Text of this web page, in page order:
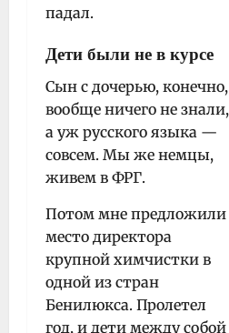
падал.
Дети были не в курсе
Сын с дочерью, конечно,
вообще ничего не знали,
а уж русского языка —
совсем. Мы же немцы,
живем в ФРГ.
Потом мне предложили
место директора
крупной химчистки в
одной из стран
Бенилюкса. Пролетел
год, и дети между собой